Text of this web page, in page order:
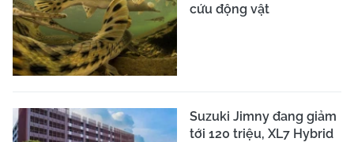
cứu động vật
Suzuki Jimny đang giảm
tới 120 triệu, XL7 Hybrid